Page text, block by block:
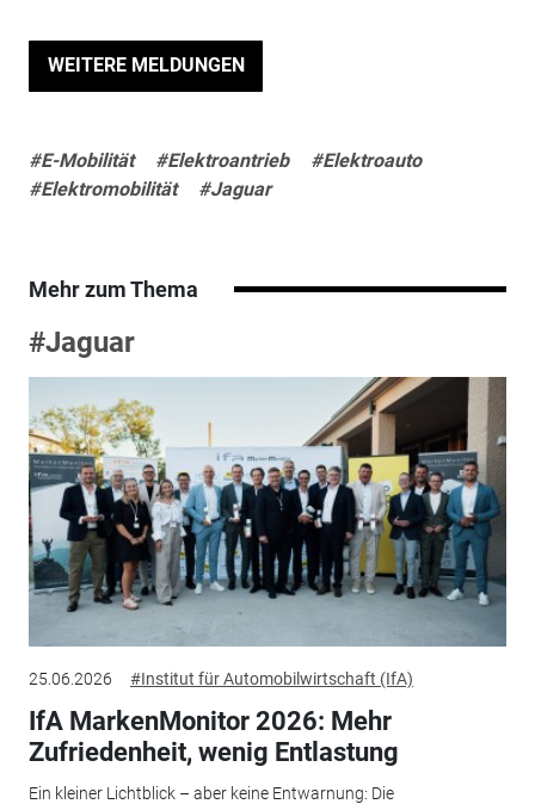
WEITERE MELDUNGEN
#E-Mobilität #Elektroantrieb
#Elektroauto
#Elektromobilität
#Jaguar
Mehr zum Thema
#Jaguar
25.06.2026 #Institut für Automobilwirtschaft (IfA)
IfA MarkenMonitor 2026: Mehr
Zufriedenheit, wenig Entlastung
Ein kleiner Lichtblick – aber keine Entwarnung: Die